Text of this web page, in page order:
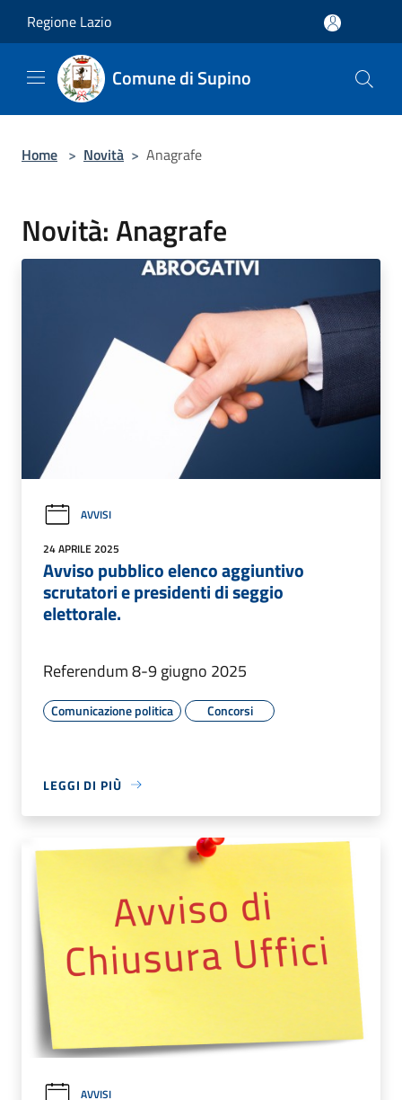
Regione Lazio
Comune di Supino
Home > Novità > Anagrafe
Novità: Anagrafe
AVVISI
24 APRILE 2025
Avviso pubblico elenco aggiuntivo
scrutatori e presidenti di seggio
elettorale.
Referendum 8-9 giugno 2025
Comunicazione politica Concorsi
LEGGI DI PIÙ
AVVISI